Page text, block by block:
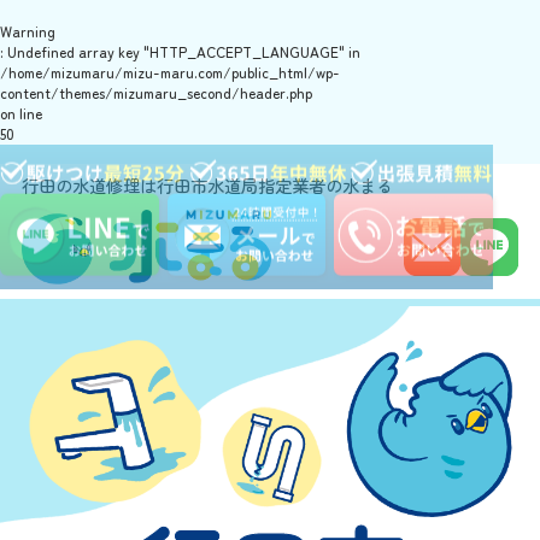
Warning
: Undefined array key "HTTP_ACCEPT_LANGUAGE" in
/home/mizumaru/mizu-maru.com/public_html/wp-
content/themes/mizumaru_second/header.php
on line
50
行田の水道修理は行田市水道局指定業者の水まる